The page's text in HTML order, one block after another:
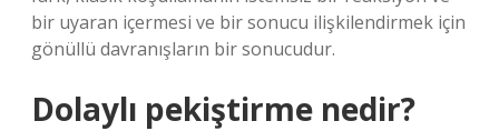
bir uyaran içermesi ve bir sonucu ilişkilendirmek için
gönüllü davranışların bir sonucudur.
Dolaylı pekiştirme nedir?